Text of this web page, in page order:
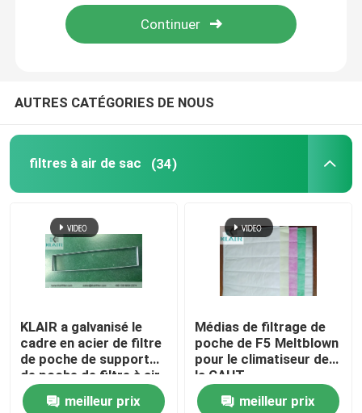
Visite d'usine
Contrôle de qualité
filtres à air de sac
filtre à air de hepa
Unité de filtrage de fan FFU
AUTRES CATÉGORIES DE NOUS
filtres à air de sac (34)
KLAIR a galvanisé le
cadre en acier de filtre
de poche de support
de poche de filtre à air
de sac
meilleur prix
Médias de filtrage de
poche de F5 Meltblown
pour le climatiseur de
la CAHT
meilleur prix